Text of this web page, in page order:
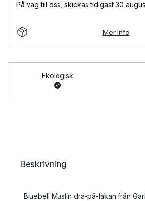
På väg till oss skickas tidigast 30
Mer info
Ekologisk
Beskrivning
Bluebell Muslin dra-på-lakan från